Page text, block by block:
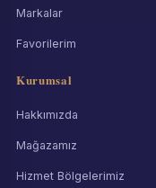
Markalar
Favorilerim
Kurumsal
Hakkımızda
Mağazamız
Hizmet Bölgelerimiz